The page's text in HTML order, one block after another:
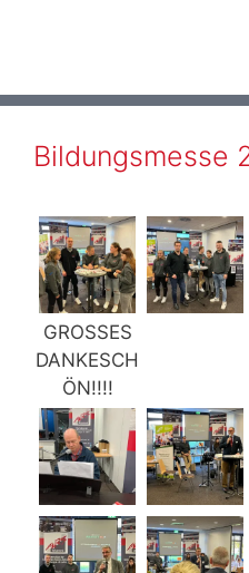
Bildungsmesse
GROSSES
DANKESCH
ÖN!!!!